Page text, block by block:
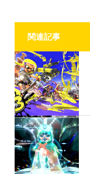
関連記事